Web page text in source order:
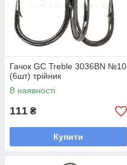
Гачок GC Treble 3036BN №10
(6шт) трійник
В наявності
111 ₴
Купити